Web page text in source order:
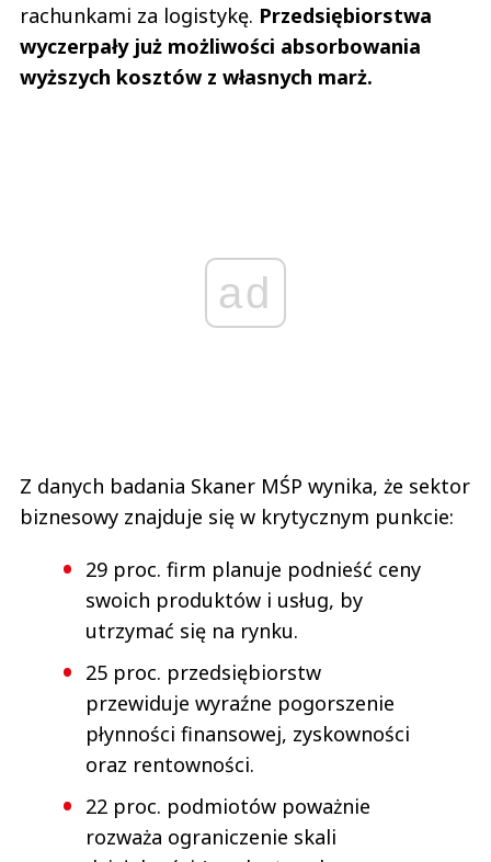
rachunkami za logistykę. Przedsiębiorstwa
wyczerpały już możliwości absorbowania
wyższych kosztów z własnych marż.
ad
Z danych badania Skaner MŚP wynika, że sektor
biznesowy znajduje się w krytycznym punkcie:
29 proc. firm planuje podnieść ceny
swoich produktów i usług, by
utrzymać się na rynku.
25 proc. przedsiębiorstw
przewiduje wyraźne pogorszenie
płynności finansowej, zyskowności
oraz rentowności.
22 proc. podmiotów poważnie
rozważa ograniczenie skali